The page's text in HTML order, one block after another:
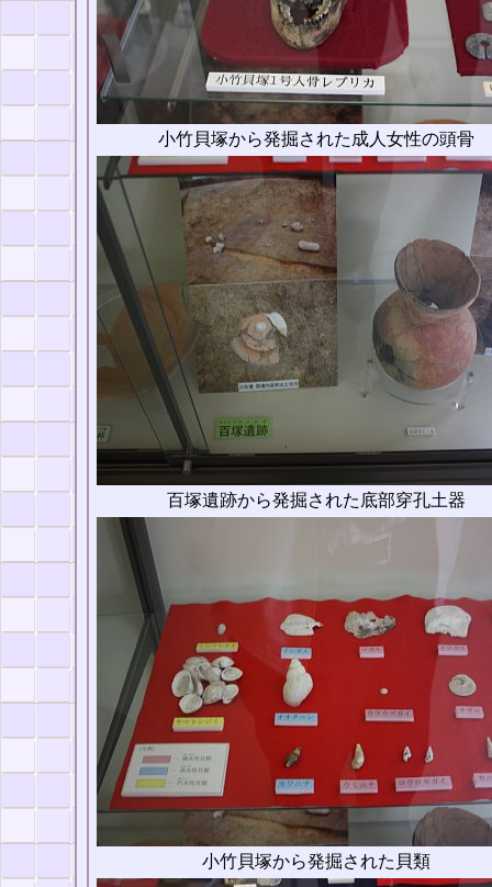
小竹貝塚から発掘された成人女性の頭骨
百塚遺跡から発掘された底部穿孔土器
小竹貝塚から発掘された貝類